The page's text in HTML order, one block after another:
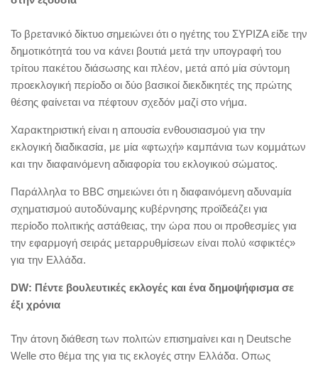
Το βρετανικό δίκτυο σημειώνει ότι ο ηγέτης του ΣΥΡΙΖΑ είδε την
δημοτικότητά του να κάνει βουτιά μετά την υπογραφή του
τρίτου πακέτου διάσωσης και πλέον, μετά από μία σύντομη
προεκλογική περίοδο οι δύο βασικοί διεκδικητές της πρώτης
θέσης φαίνεται να πέφτουν σχεδόν μαζί στο νήμα.
Χαρακτηριστική είναι η απουσία ενθουσιασμού για την
εκλογική διαδικασία, με μία «φτωχή» καμπάνια των κομμάτων
και την διαφαινόμενη αδιαφορία του εκλογικού σώματος.
Παράλληλα το BBC σημειώνει ότι η διαφαινόμενη αδυναμία
σχηματισμού αυτοδύναμης κυβέρνησης προϊδεάζει για
περίοδο πολιτικής αστάθειας, την ώρα που οι προθεσμίες για
την εφαρμογή σειράς μεταρρυθμίσεων είναι πολύ «σφικτές»
για την Ελλάδα.
DW: Πέντε βουλευτικές εκλογές και ένα δημοψήφισμα σε
έξι χρόνια
Την άτονη διάθεση των πολιτών επισημαίνει και η Deutsche
Welle στο θέμα της για τις εκλογές στην Ελλάδα. Οπως